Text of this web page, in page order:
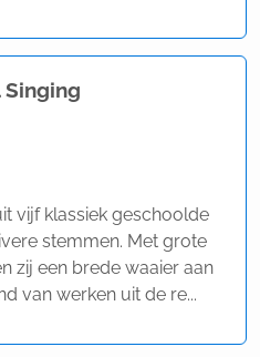
vijf klassiek geschoolde
stemmen. Met grote
zij een brede waaier aan
van werken uit de re...